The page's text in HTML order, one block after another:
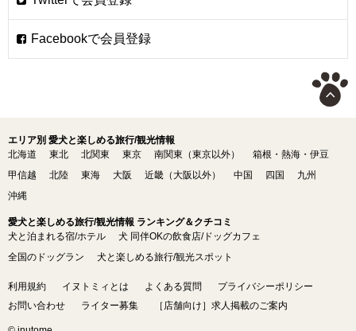
エリア別 愛犬と楽しめる旅行/観光情報
北海道
東北 北関東 東京 南関東（東京以外）
箱根・熱海・伊豆
甲信越
北陸 東海 大阪 近畿（大阪以外） 中国 四国
九州
沖縄
愛犬と楽しめる旅行/観光情報 ランキング＆クチコミ
犬と泊まれる宿/ホテル
犬 同伴OKの飲食店/ドッグカフェ
全国のドッグラン
犬と楽しめる旅行/観光スポット
利用規約 イヌトミィとは よくある質問
プライバシーポリシー
お問い合わせ
ライター募集 ［店舗向け］求人掲載のご案内